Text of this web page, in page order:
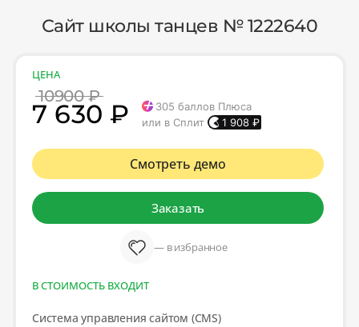
Сайт школы танцев № 1222640
ЦЕНА
10900 ₽
7 630 ₽ 305 баллов Плюса
или в Сплит
1 908 ₽
Смотреть демо
Заказать
— в избранное
В СТОИМОСТЬ ВХОДИТ
Система управления сайтом (CMS)